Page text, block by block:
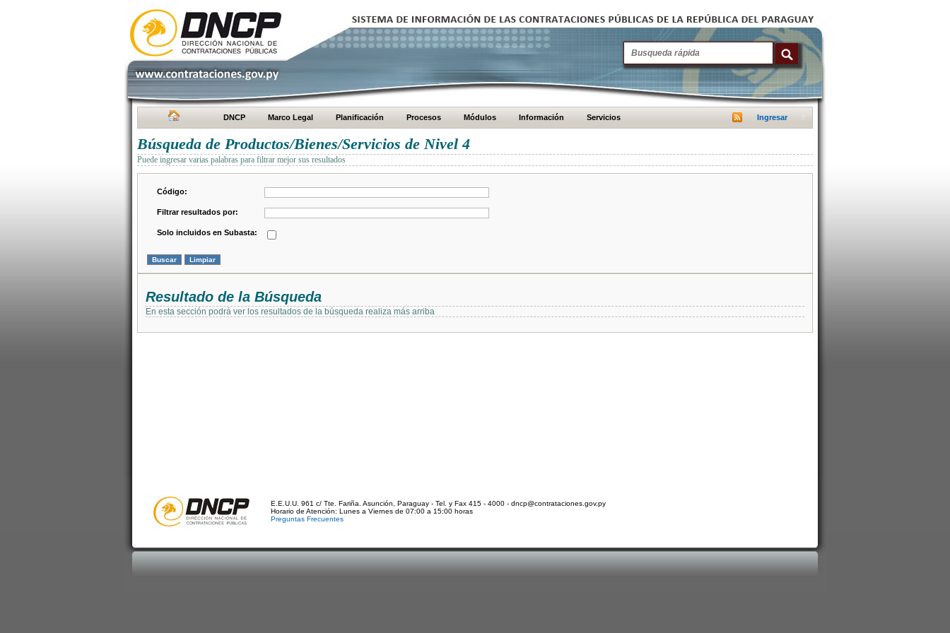
DNCP Marco Legal Planificación Procesos Módulos Información Servicios Ingresar
Búsqueda de Productos/Bienes/Servicios de Nivel 4
Puede ingresar varias palabras para filtrar mejor sus resultados
Código:
Filtrar resultados por:
Solo incluidos en Subasta:
Resultado de la Búsqueda
En esta sección podrá ver los resultados de la búsqueda realiza más arriba
E.E.U.U. 961 c/ Tte. Fariña. Asunción, Paraguay - Tel. y Fax 415 - 4000 - dncp@contrataciones.gov.py
Horario de Atención: Lunes a Viernes de 07:00 a 15:00 horas
Preguntas Frecuentes